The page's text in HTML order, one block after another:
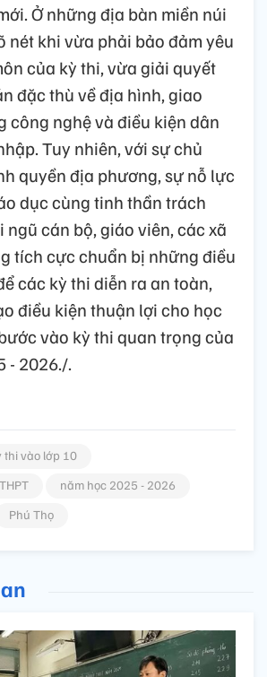
Ở những địa bàn miền núi
nét khi vừa phải bảo đảm yêu
của kỳ thi, vừa giải quyết
đặc thù về địa hình, giao
công nghệ và điều kiện dân
Tuy nhiên, với sự chủ
quyền địa phương, sự nỗ lực
dục cùng tinh thần trách
ngũ cán bộ, giáo viên, các xã
tích cực chuẩn bị những điều
các kỳ thi diễn ra an toàn,
điều kiện thuận lợi cho học
vào kỳ thi quan trọng của
- 2026./.
thi vào lớp 10
năm học 2025 - 2026
Phú Thọ